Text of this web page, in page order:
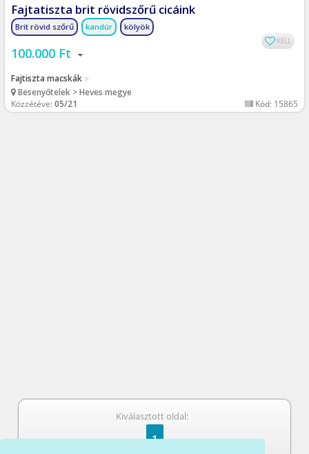
100.000 Ft
Fajtiszta macskák
Besenyőtelek > Heves megye
Közzétéve:05/21 Kód: 15865
Fajtatiszta brit rövidszőrű cicáink
Brit rövid szőrű kandúr kölyök
KELL
Kiválasztott oldal:
1